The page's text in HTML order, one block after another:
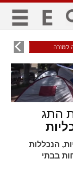
title
סימון כותרות
zoom_in
התקרב
למורה עוני
התג
הנכללות
בבתי